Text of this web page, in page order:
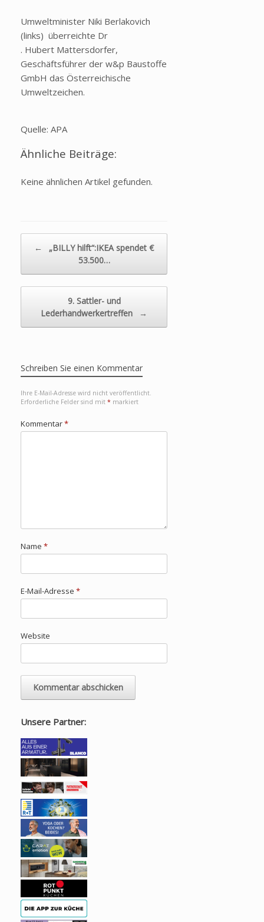
Umweltminister Niki Berlakovich
(links) überreichte Dr
. Hubert Mattersdorfer,
Geschäftsführer der w&p Baustoffe
GmbH das Österreichische
Umweltzeichen.
Quelle: APA
Ähnliche Beiträge:
Keine ähnlichen Artikel gefunden.
←
„BILLY hilft“:IKEA spendet €
53.500…
9. Sattler- und
Lederhandwerkertreffen
→
Schreiben Sie einen Kommentar
Ihre E-Mail-Adresse wird nicht veröffentlicht.
Erforderliche Felder sind mit * markiert
Kommentar*
Name *
E-Mail-Adresse *
Website
Unsere Partner: